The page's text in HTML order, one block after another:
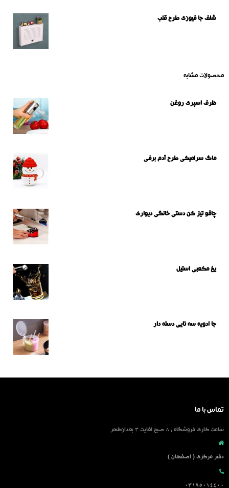
شلف جا فیوزی طرح قلب
محصولات مشابه
ظرف اسپری روغن
ماگ سرامیکی طرح آدم برفی
چاقو تیز کن دستی خانگی دیواری
یخ مکعبی استیل
جا ادویه سه تایی دسته دار
تماس با ما
ساعت کاری فروشگاه : 8 صبح لغایت 3 بعدازظهر
دفتر مرکزی ( اصفهان )
03195014400